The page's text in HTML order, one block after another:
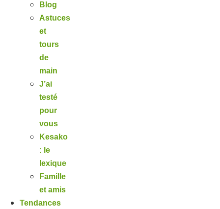
Blog
Astuces
et
tours
de
main
J’ai
testé
pour
vous
Kesako
: le
lexique
Famille
et amis
Tendances